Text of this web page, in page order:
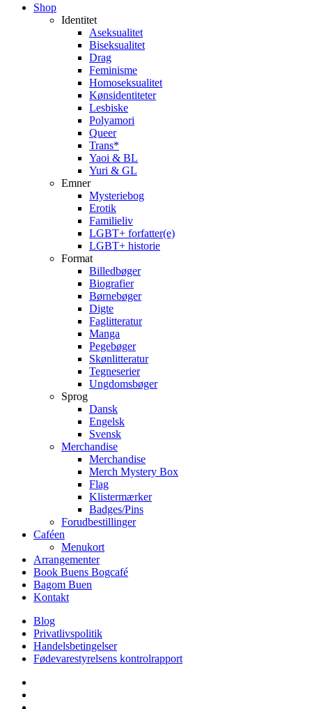
Close
Shop
Identitet
Aseksualitet
Biseksualitet
Drag
Feminisme
Homoseksualitet
Kønsidentiteter
Lesbiske
Polyamori
Queer
Trans*
Yaoi & BL
Yuri & GL
Emner
Mysteriebog
Erotik
Familieliv
LGBT+ forfatter(e)
LGBT+ historie
Format
Billedbøger
Biografier
Børnebøger
Digte
Faglitteratur
Manga
Pegebøger
Skønlitteratur
Tegneserier
Ungdomsbøger
Sprog
Dansk
Engelsk
Svensk
Merchandise
Merchandise
Merch Mystery Box
Flag
Klistermærker
Badges/Pins
Forudbestillinger
Caféen
Menukort
Arrangementer
Book Buens Bogcafé
Bagom Buen
Kontakt
Blog
Privatlivspolitik
Handelsbetingelser
Fødevarestyrelsens kontrolrapport